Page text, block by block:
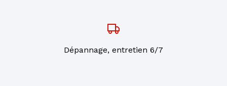
Dépannage, entretien 6/7